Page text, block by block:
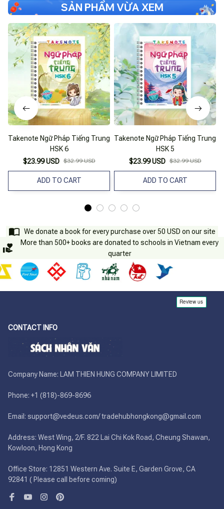
SẢN PHẨM VỪA XEM
Takenote Ngữ Pháp Tiếng Trung
HSK 6
$23.99 USD $32.99 USD
ADD TO CART
Takenote Ngữ Pháp Tiếng Trung
HSK 5
$23.99 USD $32.99 USD
ADD TO CART
We donate a book for every purchase over 50 USD on our site
More than 500+ books are donated to schools in Vietnam every
quarter
CONTACT INFO
Company Name: LAM THIEN HUNG COMPANY LIMITED
Phone: +1 (818)-869-8696
Email: support@vedeus.com/ tradehubhongkong@gmail.com
Address: West Wing, 2/F. 822 Lai Chi Kok Road, Cheung Shawan,
Kowloon, Hong Kong
Office Store: 12851 Western Ave. Suite E, Garden Grove, CA
92841 ( Please call before coming)